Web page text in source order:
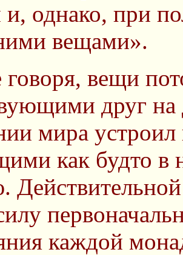
однако, при
вещами».
говоря, вещи
друг на
мира
как будто в
каждой